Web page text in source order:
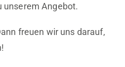
unserem Angebot.
freuen wir uns darauf,